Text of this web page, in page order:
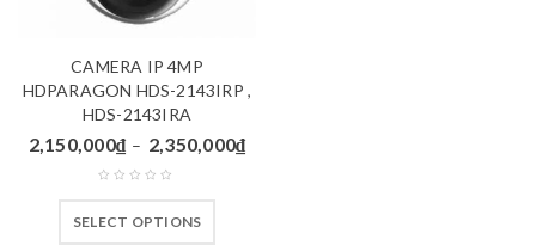
CAMERA IP 4MP
HDPARAGON HDS-2143IRP ,
HDS-2143IRA
2,150,000₫ – 2,350,000₫
SELECT OPTIONS